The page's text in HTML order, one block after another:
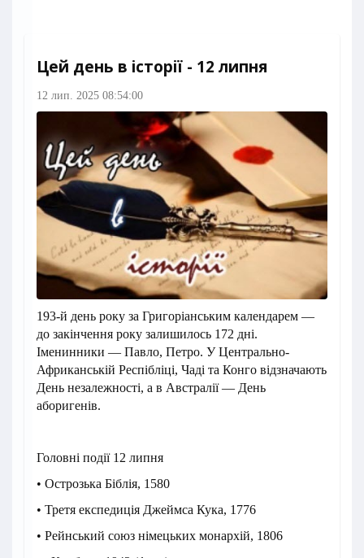
Цей день в історії - 12 липня
12 лип. 2025 08:54:00
193-й день року за Григоріанським календарем —
до закінчення року залишилось 172 дні.
Іменинники — Павло, Петро. У Центрально-
Африканській Респібліці, Чаді та Конго відзначають
День незалежності, а в Австралії — День
аборигенів.
Головні події 12 липня
• Острозька Біблія, 1580
• Третя експедиція Джеймса Кука, 1776
• Рейнський союз німецьких монархій, 1806